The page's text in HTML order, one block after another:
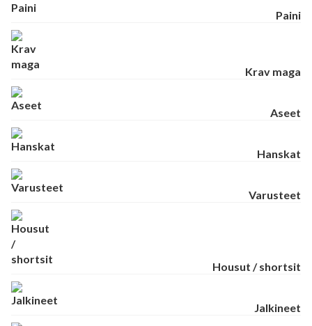
Paini
Krav maga
Aseet
Hanskat
Varusteet
Housut / shortsit
Jalkineet